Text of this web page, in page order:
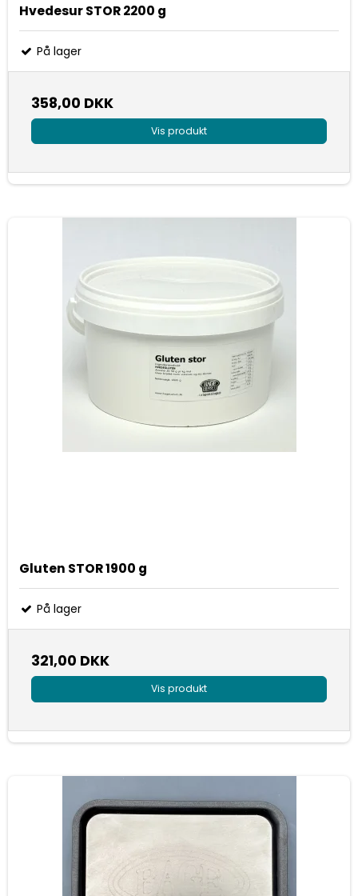
Hvedesur STOR 2200 g
På lager
358,00 DKK
Vis produkt
Gluten STOR 1900 g
På lager
321,00 DKK
Vis produkt